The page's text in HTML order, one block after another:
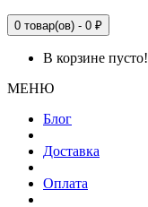
0 товар(ов) - 0 ₽
В корзине пусто!
МЕНЮ
Блог
Доставка
Оплата